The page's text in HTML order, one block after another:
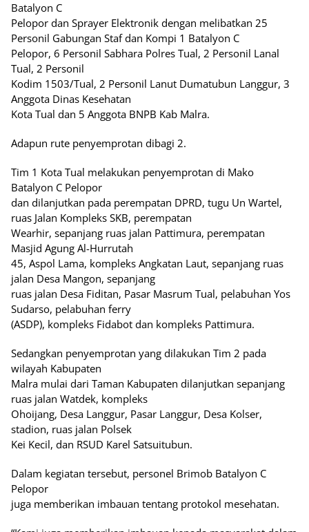
Batalyon C
Pelopor dan Sprayer Elektronik dengan melibatkan 25
Personil Gabungan Staf dan Kompi 1 Batalyon C
Pelopor, 6 Personil Sabhara Polres Tual, 2 Personil Lanal
Tual, 2 Personil
Kodim 1503/Tual, 2 Personil Lanut Dumatubun Langgur, 3
Anggota Dinas Kesehatan
Kota Tual dan 5 Anggota BNPB Kab Malra.
Adapun rute penyemprotan dibagi 2.
Tim 1 Kota Tual melakukan penyemprotan di Mako
Batalyon C Pelopor
dan dilanjutkan pada perempatan DPRD, tugu Un Wartel,
ruas Jalan Kompleks SKB, perempatan
Wearhir, sepanjang ruas jalan Pattimura, perempatan
Masjid Agung Al-Hurrutah
45, Aspol Lama, kompleks Angkatan Laut, sepanjang ruas
jalan Desa Mangon, sepanjang
ruas jalan Desa Fiditan, Pasar Masrum Tual, pelabuhan Yos
Sudarso, pelabuhan ferry
(ASDP), kompleks Fidabot dan kompleks Pattimura.
Sedangkan penyemprotan yang dilakukan Tim 2 pada
wilayah Kabupaten
Malra mulai dari Taman Kabupaten dilanjutkan sepanjang
ruas jalan Watdek, kompleks
Ohoijang, Desa Langgur, Pasar Langgur, Desa Kolser,
stadion, ruas jalan Polsek
Kei Kecil, dan RSUD Karel Satsuitubun.
Dalam kegiatan tersebut, personel Brimob Batalyon C
Pelopor
juga memberikan imbauan tentang protokol mesehatan.